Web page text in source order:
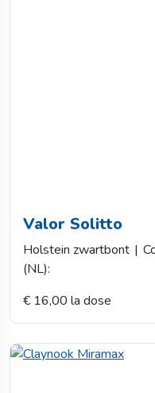
Valor Solitto
Holstein zwartbont |
(NL):
€ 16,00 la dose